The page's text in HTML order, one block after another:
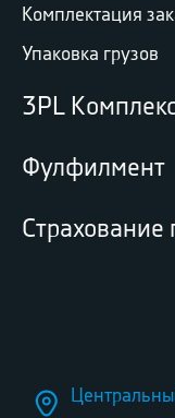
Комплектация
Упаковка грузов
3PL
Фулфилмент
Страхование